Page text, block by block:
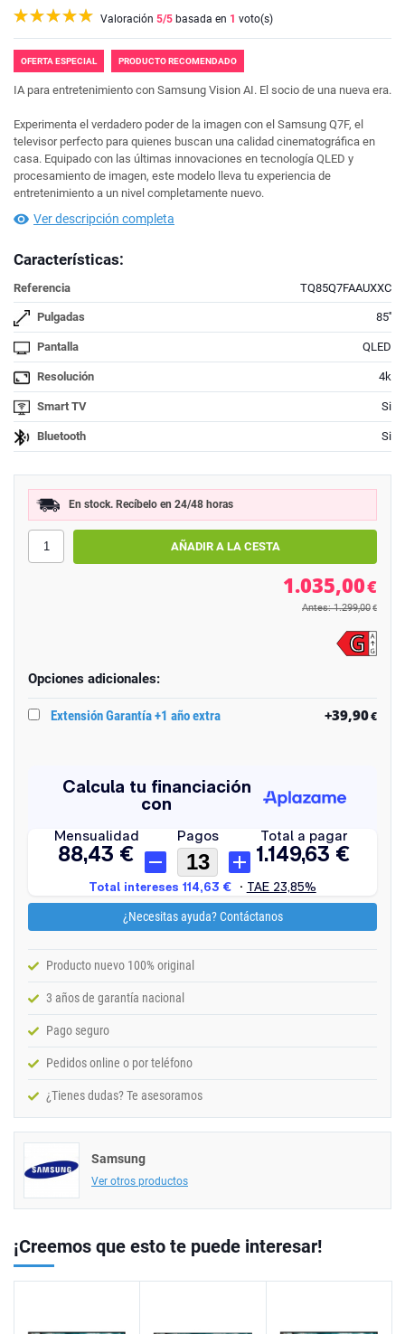
Valoración 5/5 basada en 1 voto(s)
OFERTA ESPECIAL PRODUCTO RECOMENDADO
IA para entretenimiento con Samsung Vision AI. El socio de una nueva era.
Experimenta el verdadero poder de la imagen con el Samsung Q7F, el
televisor perfecto para quienes buscan una calidad cinematográfica en
casa. Equipado con las últimas innovaciones en tecnología QLED y
procesamiento de imagen, este modelo lleva tu experiencia de
entretenimiento a un nivel completamente nuevo.
Ver descripción completa
Características:
Referencia TQ85Q7FAAUXXC
Pulgadas 85''
Pantalla QLED
Resolución 4k
Smart TV Si
Bluetooth Si
En stock. Recíbelo en 24/48 horas
1.035,00€
Antes: 1.299,00 €
Opciones adicionales:
Extensión Garantía +1 año extra +39,90€
¿Necesitas ayuda? Contáctanos
Producto nuevo 100% original
3 años de garantía nacional
Pago seguro
Pedidos online o por teléfono
¿Tienes dudas? Te asesoramos
Samsung
Ver otros productos
¡Creemos que esto te puede interesar!